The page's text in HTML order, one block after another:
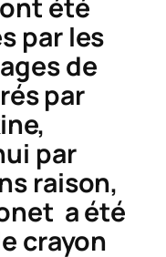
été
par les
de
par
par
raison,
a été
crayon